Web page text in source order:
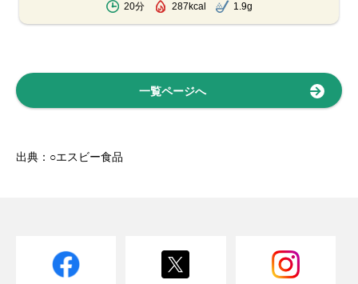
20分 287kcal 1.9g
一覧ページへ
出典：○エスビー食品